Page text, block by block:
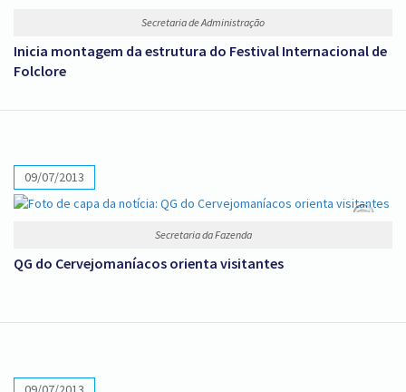
Secretaria de Administração
Inicia montagem da estrutura do Festival Internacional de
Folclore
09/07/2013
Secretaria da Fazenda
QG do Cervejomaníacos orienta visitantes